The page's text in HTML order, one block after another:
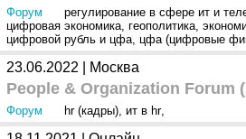
Форум
регулирование в сфере ит и
цифровая экономика, геополитика,
цифровой рубль и цфа, цфа (цифровые
23.06.2022 | Москва
People & Organization Forum
Форум hr (кадры), ит в hr,